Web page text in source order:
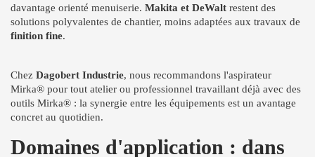
davantage orienté menuiserie. Makita et DeWalt restent des
solutions polyvalentes de chantier, moins adaptées aux travaux de
finition fine.
Chez Dagobert Industrie, nous recommandons l'aspirateur
Mirka® pour tout atelier ou professionnel travaillant déjà avec des
outils Mirka® : la synergie entre les équipements est un avantage
concret au quotidien.
Domaines d'application : dans